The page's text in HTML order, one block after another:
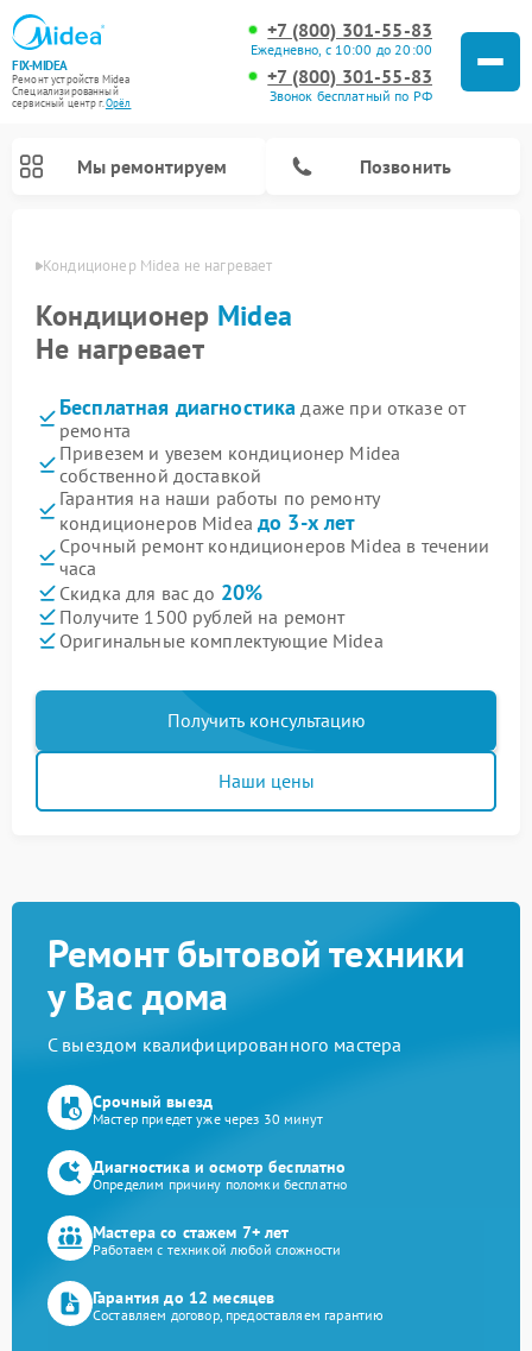
FIX-MIDEA
Ремонт устройств Midea
Специализированный
cервисный центр г.Орёл
+7 (800) 301-55-83
Ежедневно, с 10:00 до 20:00
+7 (800) 301-55-83
Звонок бесплатный по РФ
Мы ремонтируем Позвонить
Кондиционер Midea не нагревает
Кондиционер Midea
Не нагревает
Бесплатная диагностика даже при отказе от
ремонта
Привезем и увезем кондиционер Midea
собственной доставкой
Гарантия на наши работы по ремонту
кондиционеров Mideaдо 3-х лет
Срочный ремонт кондиционеров Midea в течении
часа
Скидка для вас до 20%
Получите 1500 рублей на ремонт
Оригинальные комплектующие Midea
Получить консультацию
Наши цены
Ремонт бытовой техники
у Вас дома
С выездом квалифицированного мастера
Срочный выезд
Мастер приедет уже через 30 минут
Диагностика и осмотр бесплатно
Определим причину поломки бесплатно
Мастера со стажем 7+ лет
Работаем с техникой любой сложности
Гарантия до 12 месяцев
Составляем договор, предоставляем гарантию